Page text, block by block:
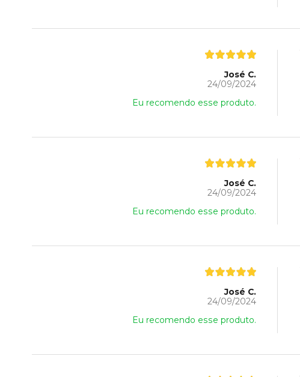
José C.
24/09/2024
Eu recomendo esse produto.
José C.
24/09/2024
Eu recomendo esse produto.
José C.
24/09/2024
Eu recomendo esse produto.